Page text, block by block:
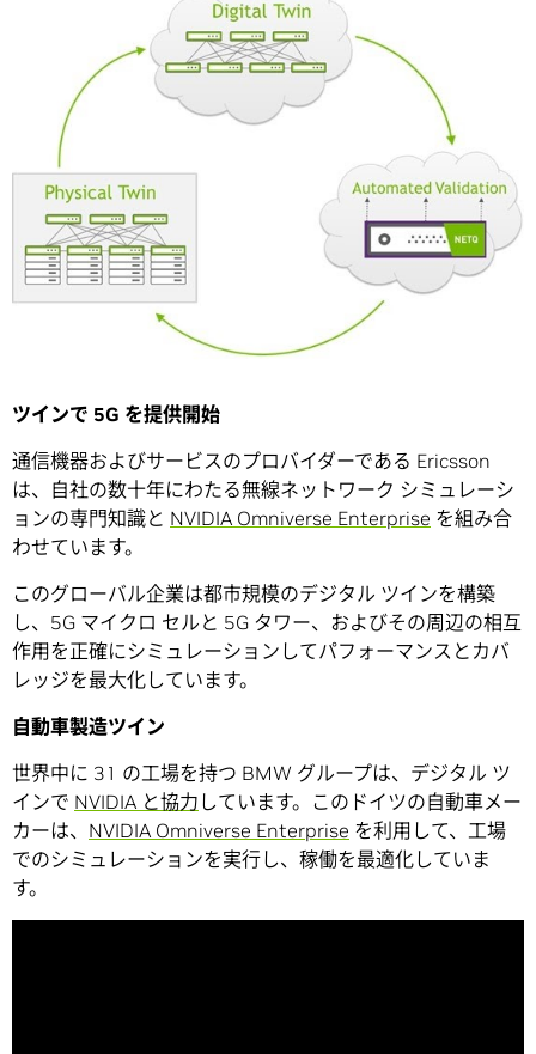
ツインで 5G を提供開始
通信機器およびサービスのプロバイダーである Ericsson
は、自社の数十年にわたる無線ネットワーク シミュレーシ
ョンの専門知識と NVIDIA Omniverse Enterprise を組み合
わせています。
このグローバル企業は都市規模のデジタル ツインを構築
し、5G マイクロ セルと 5G タワー、およびその周辺の相互
作用を正確にシミュレーションしてパフォーマンスとカバ
レッジを最大化しています。
自動車製造ツイン
世界中に 31 の工場を持つ BMW グループは、デジタル ツ
インで NVIDIA と協力 しています。このドイツの自動車メー
カーは、 NVIDIA Omniverse Enterprise を利用して、工場
でのシミュレーションを実行し、稼働を最適化していま
す。